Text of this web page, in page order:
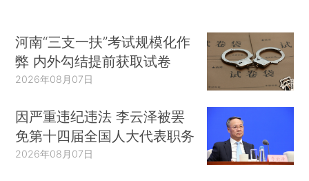
河南“三支一扶”考试规模化作
弊 内外勾结提前获取试卷
2026年08月07日
因严重违纪违法 李云泽被罢
免第十四届全国人大代表职务
2026年08月07日